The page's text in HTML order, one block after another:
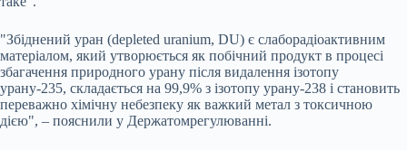
"Збіднений уран (depleted uranium, DU) є слаборадіоактивним
матеріалом, який утворюється як побічний продукт в процесі
збагачення природного урану після видалення ізотопу
урану-235, складається на 99,9% з ізотопу урану-238 і становить
переважно хімічну небезпеку як важкий метал з токсичною
дією", – пояснили у Держатомрегулюванні.